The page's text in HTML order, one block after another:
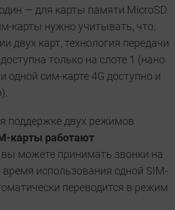
— для карты памяти MicroSD.
карты нужно учитывать, что,
двух карт, технология передачи
только на слоте 1 (нано
сим-карте 4G доступно и
поддержке двух режимов
карты работают
вы можете принимать звонки на
использования одной SIM-
переводится в режим